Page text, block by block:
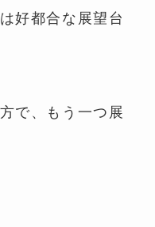
好都合な展望台
で、もう一つ展